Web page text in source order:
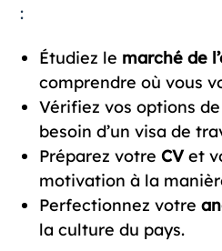
:
Étudiez le marché de
comprendre où vous
Vérifiez vos options de
besoin d’un visa de
Préparez votre CVet
motivation à la
Perfectionnez votre
la culture du pays.